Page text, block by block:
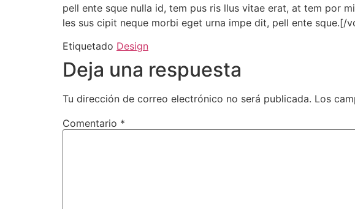
pell ente sque nulla id, tem pus ris llus vitae erat, at tem por
les sus cipit neque morbi eget urna impe dit, pell ente sque.[/
Etiquetado Design
Deja una respuesta
Tu dirección de correo electrónico no será publicada. Los
Comentario *